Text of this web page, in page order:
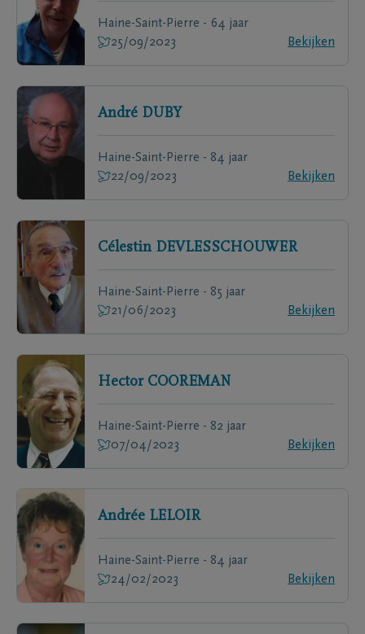
Haine-Saint-Pierre - 64 jaar
25/09/2023
Bekijken
André DUBY
Haine-Saint-Pierre - 84 jaar
22/09/2023
Bekijken
Célestin DEVLESSCHOUWER
Haine-Saint-Pierre - 85 jaar
21/06/2023
Bekijken
Hector COOREMAN
Haine-Saint-Pierre - 82 jaar
07/04/2023
Bekijken
Andrée LELOIR
Haine-Saint-Pierre - 84 jaar
24/02/2023
Bekijken